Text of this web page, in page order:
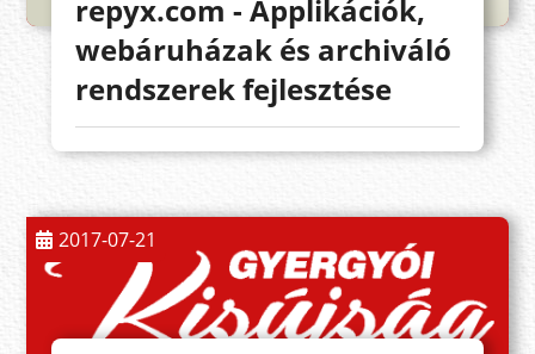
repyx.com - Applikációk,
webáruházak és archiváló
rendszerek fejlesztése
2017-07-21